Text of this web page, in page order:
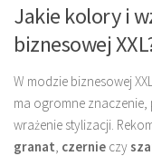
Jakie kolory i
biznesowej
W modzie biznesowej
ma ogromne znaczenie,
wrażenie stylizacji.
granat czernie czy